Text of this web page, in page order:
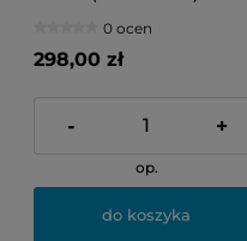
0 ocen
298,00 zł
- +
op.
do koszyka